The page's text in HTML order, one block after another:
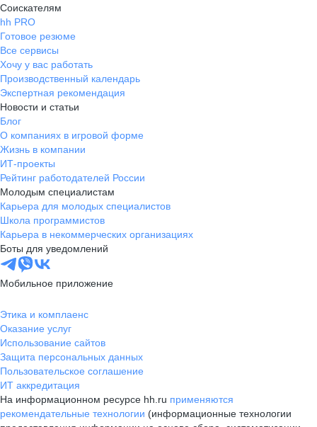
Соискателям
hh PRO
Готовое резюме
Все сервисы
Хочу у вас работать
Производственный календарь
Экспертная рекомендация
Новости и статьи
Блог
О компаниях в игровой форме
Жизнь в компании
ИТ-проекты
Рейтинг работодателей России
Молодым специалистам
Карьера для молодых специалистов
Школа программистов
Карьера в некоммерческих организациях
Боты для уведомлений
Мобильное приложение
Этика и комплаенс
Оказание услуг
Использование сайтов
Защита персональных данных
Пользовательское соглашение
ИТ аккредитация
На информационном ресурсе hh.ru применяются
рекомендательные технологии (информационные технологии